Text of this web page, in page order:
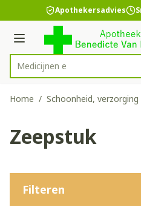
Ga naar de inhoud
1 van 1 Apothekersadvies
Menu
Product, merk, categorie...
Home / Schoonheid, verzorging
Zeepstuk
Filteren